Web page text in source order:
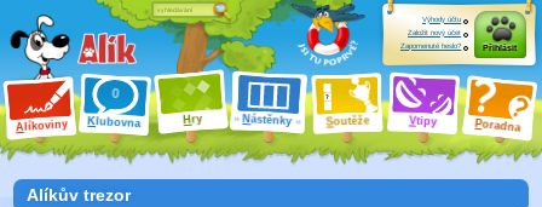
Alíkoviny Klubovna Hry Nástěnky Soutěže Vtipy Poradna
Výhody účtu
Založit nový účet
Zapomenuté heslo?
Přihlásit
Alíkův trezor